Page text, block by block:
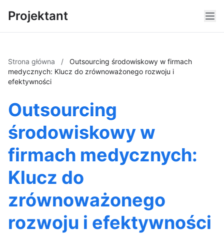
Projektant
Strona główna /
Outsourcing środowiskowy w firmach
medycznych: Klucz do zrównoważonego rozwoju i
efektywności
Outsourcing
środowiskowy w
firmach medycznych:
Klucz do
zrównoważonego
rozwoju i efektywności